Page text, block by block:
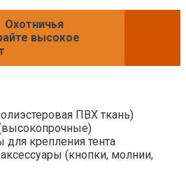
Охотничья
высокое
ПВХ ткань)
крепления тента
(кнопки, молнии,